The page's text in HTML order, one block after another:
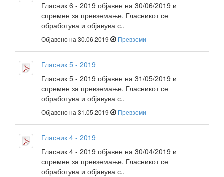
Гласник 6 - 2019 објавен на 30/06/2019 и
спремен за превземање. Гласникот се
обработува и објавува с..
Објавено на 30.06.2019 Превземи
Гласник 5 - 2019
Гласник 5 - 2019 објавен на 31/05/2019 и
спремен за превземање. Гласникот се
обработува и објавува с..
Објавено на 31.05.2019 Превземи
Гласник 4 - 2019
Гласник 4 - 2019 објавен на 30/04/2019 и
спремен за превземање. Гласникот се
обработува и објавува с..